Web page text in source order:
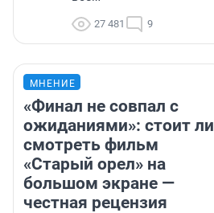
27 481 9
МНЕНИЕ
«Финал не совпал с
ожиданиями»: стоит ли
смотреть фильм
«Старый орел» на
большом экране —
честная рецензия